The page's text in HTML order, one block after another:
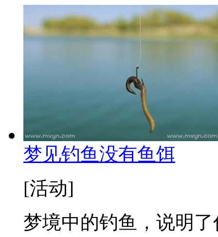
梦见钓鱼没有鱼饵
[活动]
梦境中的钓鱼，说明